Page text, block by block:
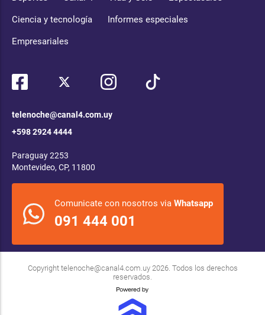
Ciencia y tecnología Informes especiales
Empresariales
telenoche@canal4.com.uy
+598 2924 4444
Paraguay 2253
Montevideo, CP, 11800
Comunicate con nosotros via Whatsapp
091 444 001
Copyright telenoche@canal4.com.uy2026. Todos los derechos
reservados.